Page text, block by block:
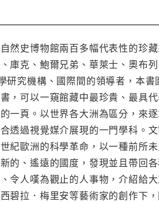
然史博物館兩百多幅代表性的珍
庫克、鮑爾兄弟、華萊士、奧布
機構、國際間的領導者，本書
，可以一窺館藏中最珍貴、最具
一頁。以世界各大洲為區分，來
透過視覺媒介展現的一門學科。
紀歐洲的科學革命，以一種前所
的、遙遠的國度，發現並且帶回
令人嘆為觀止的人事物，介紹給
碧拉．梅里安等藝術家的創作下